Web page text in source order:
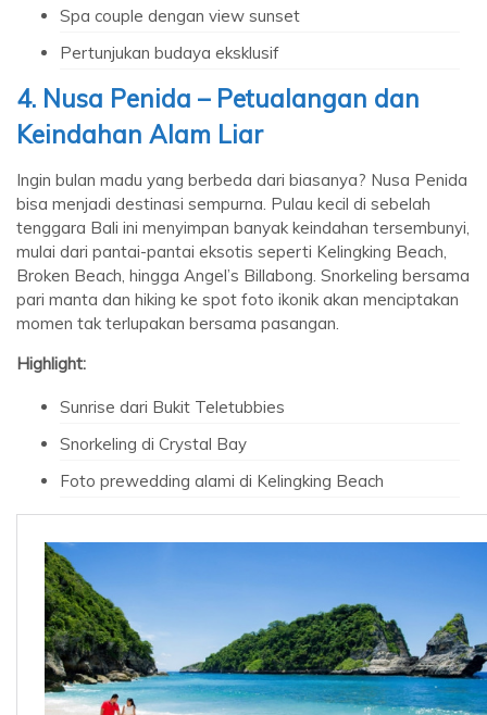
Spa couple dengan view sunset
Pertunjukan budaya eksklusif
4. Nusa Penida – Petualangan dan
Keindahan Alam Liar
Ingin bulan madu yang berbeda dari biasanya? Nusa Penida
bisa menjadi destinasi sempurna. Pulau kecil di sebelah
tenggara Bali ini menyimpan banyak keindahan tersembunyi,
mulai dari pantai-pantai eksotis seperti Kelingking Beach,
Broken Beach, hingga Angel’s Billabong. Snorkeling bersama
pari manta dan hiking ke spot foto ikonik akan menciptakan
momen tak terlupakan bersama pasangan.
Highlight:
Sunrise dari Bukit Teletubbies
Snorkeling di Crystal Bay
Foto prewedding alami di Kelingking Beach